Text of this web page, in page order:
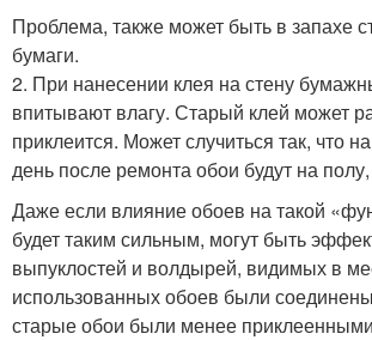
Проблема, также может быть в запахе
бумаги.
2. При нанесении клея на стену
впитывают влагу. Старый клей может
приклеится. Может случиться так, что
день после ремонта обои будут на
Даже если влияние обоев на такой
будет таким сильным, могут быть
выпуклостей и волдырей, видимых в
использованных обоев были
старые обои были менее